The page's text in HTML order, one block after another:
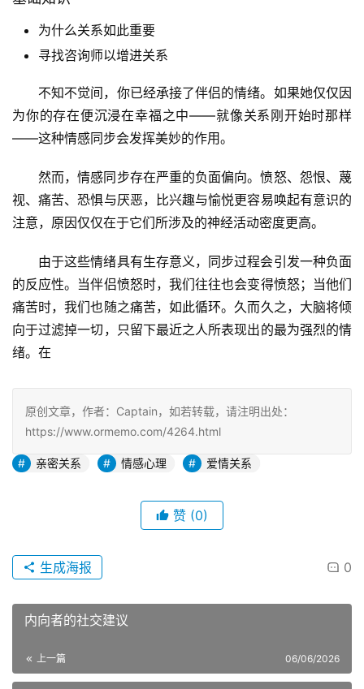
为什么关系如此重要
寻找咨询师以增进关系
不知不觉间，你已经承接了伴侣的情绪。如果她仅仅因
为你的存在便沉浸在幸福之中——就像关系刚开始时那样
——这种情感同步会发挥美妙的作用。
然而，情感同步存在严重的负面偏向。愤怒、怨恨、蔑
视、痛苦、恐惧与厌恶，比兴趣与愉悦更容易唤起有意识的
注意，原因仅仅在于它们所涉及的神经活动密度更高。
由于这些情绪具有生存意义，同步过程会引发一种负面
的反应性。当伴侣愤怒时，我们往往也会变得愤怒；当他们
痛苦时，我们也随之痛苦，如此循环。久而久之，大脑将倾
向于过滤掉一切，只留下最近之人所表现出的最为强烈的情
绪。在
原创文章，作者：Captain，如若转载，请注明出处：
https://www.ormemo.com/4264.html
亲密关系 情感心理 爱情关系
赞 (0)
0
生成海报
内向者的社交建议
上一篇 06/06/2026